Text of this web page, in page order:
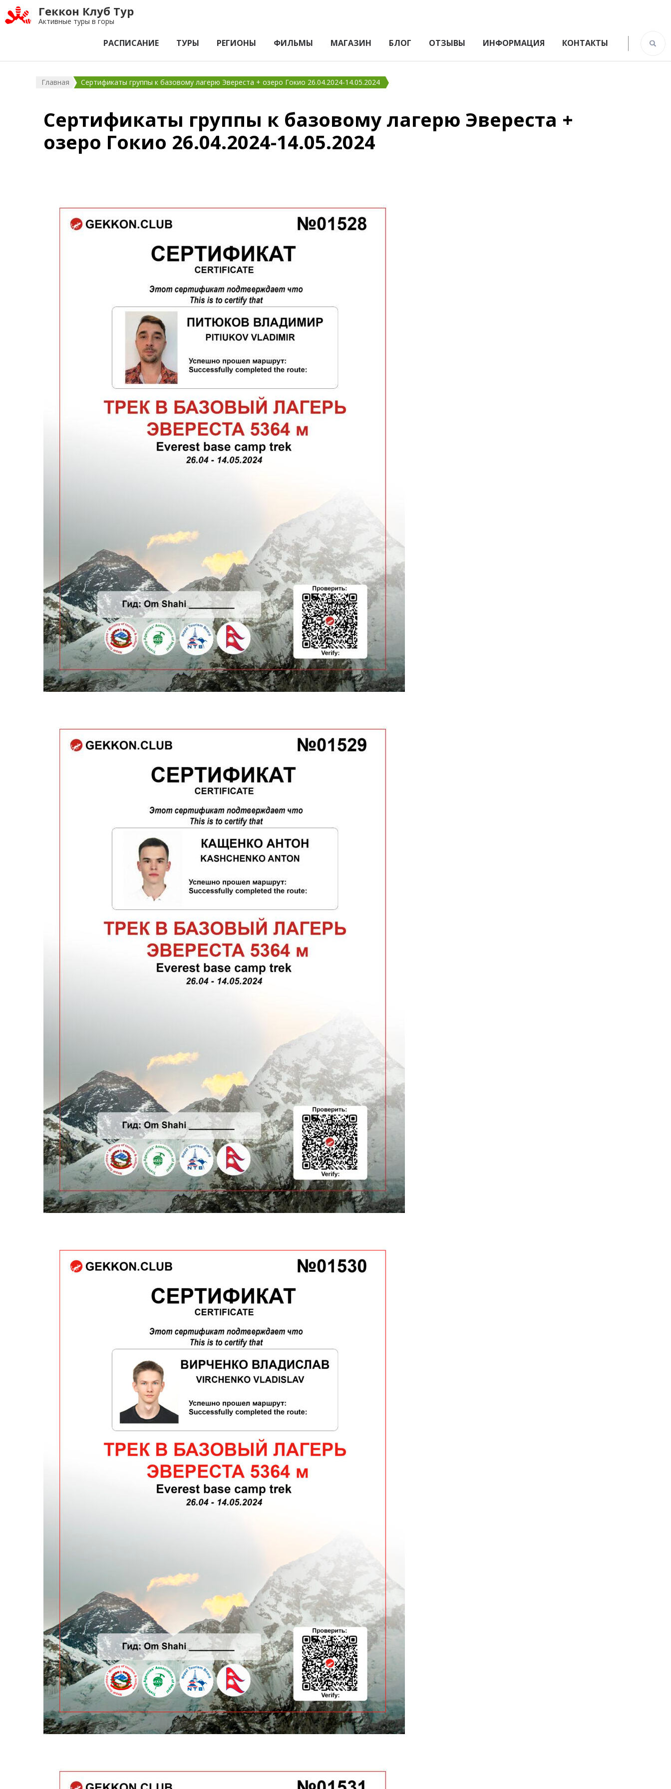
Геккон Клуб Тур
Активные туры в горы
РАСПИСАНИЕ ТУРЫ РЕГИОНЫ ФИЛЬМЫ МАГАЗИН БЛОГ ОТЗЫВЫ ИНФОРМАЦИЯ КОНТАКТЫ
Главная Сертификаты группы к базовому лагерю Эвереста + озеро Гокио 26.04.2024-14.05.2024
Сертификаты группы к базовому лагерю Эвереста +
озеро Гокио 26.04.2024-14.05.2024